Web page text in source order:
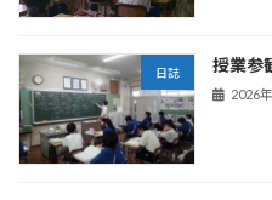
日誌 授業参
2026